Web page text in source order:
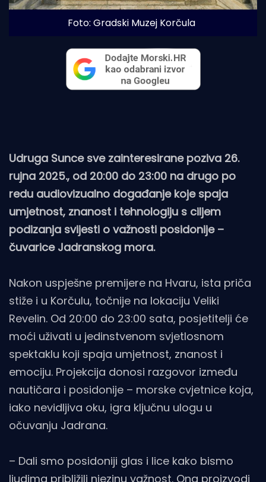
Foto: Gradski Muzej Korčula
Udruga Sunce sve zainteresirane poziva 26.
rujna 2025., od 20:00 do 23:00 na drugo po
redu audiovizualno događanje koje spaja
umjetnost, znanost i tehnologiju s ciljem
podizanja svijesti o važnosti posidonije –
čuvarice Jadranskog mora.
Nakon uspješne premijere na Hvaru, ista priča
stiže i u Korčulu, točnije na lokaciju Veliki
Revelin. Od 20:00 do 23:00 sata, posjetitelji će
moći uživati u jedinstvenom svjetlosnom
spektaklu koji spaja umjetnost, znanost i
emociju. Projekcija donosi razgovor između
nautičara i posidonije – morske cvjetnice koja,
iako nevidljiva oku, igra ključnu ulogu u
očuvanju Jadrana.
– Dali smo posidoniji glas i lice kako bismo
ljudima približili njezinu važnost. Ona proizvodi